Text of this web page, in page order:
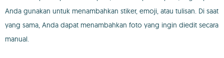
Anda gunakan untuk menambahkan stiker, emoji, atau tulisan. Di saat
yang sama, Anda dapat menambahkan foto yang ingin diedit secara
manual.